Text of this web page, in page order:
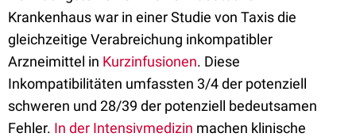
Krankenhaus war in einer Studie von Taxis die
gleichzeitige Verabreichung inkompatibler
Arzneimittel in Kurzinfusionen. Diese
Inkompatibilitäten umfassten 3/4 der potenziell
schweren und 28/39 der potenziell bedeutsamen
Fehler. In der Intensivmedizin machen klinische